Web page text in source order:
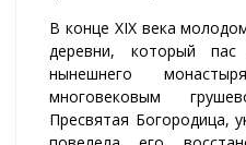
В конце XIX века
деревни, который
нынешнего
многовековым
Пресвятая Богородица,